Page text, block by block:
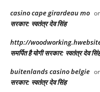
casino cape girardeau mo
सरकार: स्वतंत्र देव सिंह
http://
समर्पित है योगी सरकार: स्वतंत्र देव सिंह
buitenlands casino belgie
सरकार: स्वतंत्र देव सिंह